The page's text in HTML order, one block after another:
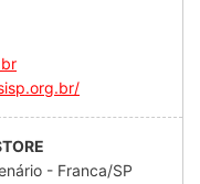
- Franca/SP